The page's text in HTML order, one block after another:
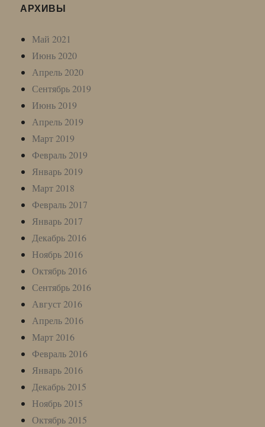
АРХИВЫ
Май 2021
Июнь 2020
Апрель 2020
Сентябрь 2019
Июнь 2019
Апрель 2019
Март 2019
Февраль 2019
Январь 2019
Март 2018
Февраль 2017
Январь 2017
Декабрь 2016
Ноябрь 2016
Октябрь 2016
Сентябрь 2016
Август 2016
Апрель 2016
Март 2016
Февраль 2016
Январь 2016
Декабрь 2015
Ноябрь 2015
Октябрь 2015